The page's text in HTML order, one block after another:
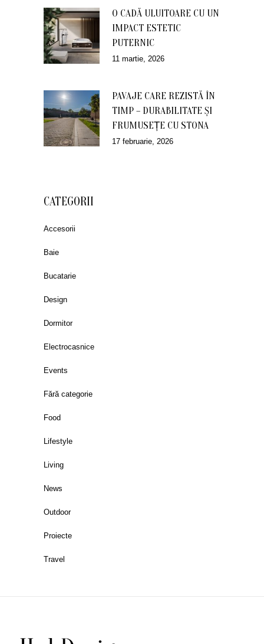
O CADĂ ULUITOARE CU UN
IMPACT ESTETIC
PUTERNIC
11 martie, 2026
PAVAJE CARE REZISTĂ ÎN
TIMP – DURABILITATE ȘI
FRUMUSEȚE CU STONA
17 februarie, 2026
CATEGORII
Accesorii
Baie
Bucatarie
Design
Dormitor
Electrocasnice
Events
Fără categorie
Food
Lifestyle
Living
News
Outdoor
Proiecte
Travel